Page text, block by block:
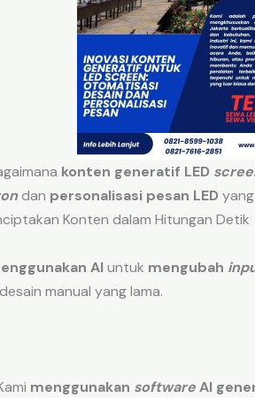
konten generatif LED
dan personalisasi pesan LED
Konten dalam Hitungan Detik
AI untuk mengubah
desain manual yang lama.
menggunakan softwareAI